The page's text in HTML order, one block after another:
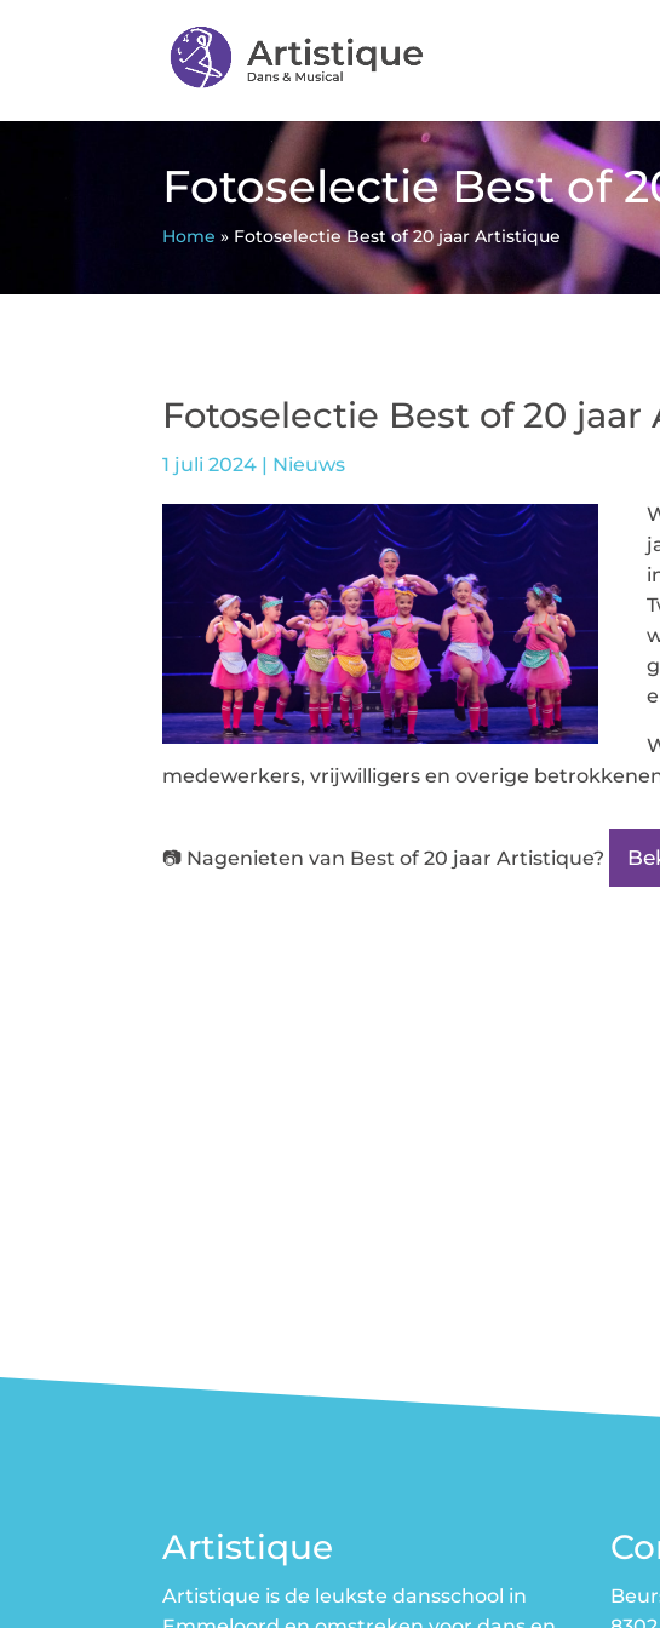
Fotoselectie Best of
Home » Fotoselectie Best of 20 jaar Artistique
Fotoselectie Best of 20
1 juli 2024 | Nieuws
medewerkers, vrijwilligers en overige
📷 Nagenieten van Best of 20 jaar Artistique?
Artistique
Artistique is de leukste dansschool in